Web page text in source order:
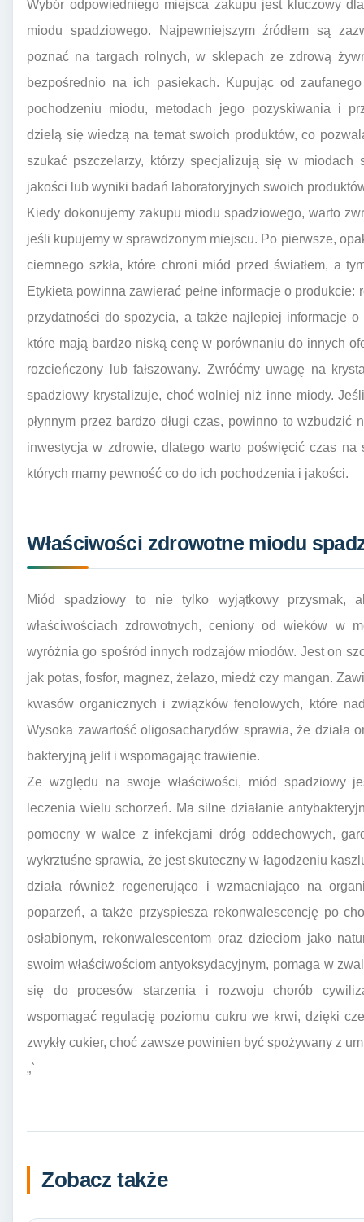
Wybór odpowiedniego miejsca zakupu jest kluczowy
miodu spadziowego. Najpewniejszym źródłem są
poznać na targach rolnych, w sklepach ze zdrową
bezpośrednio na ich pasiekach. Kupując od
pochodzeniu miodu, metodach jego pozyskiwania i
dzielą się wiedzą na temat swoich produktów, co
szukać pszczelarzy, którzy specjalizują się w miodach
jakości lub wyniki badań laboratoryjnych swoich
Kiedy dokonujemy zakupu miodu spadziowego, warto
jeśli kupujemy w sprawdzonym miejscu. Po pierwsze,
ciemnego szkła, które chroni miód przed światłem, a
Etykieta powinna zawierać pełne informacje o
przydatności do spożycia, a także najlepiej informacje
które mają bardzo niską cenę w porównaniu do innych
rozcieńczony lub fałszowany. Zwróćmy uwagę na
spadziowy krystalizuje, choć wolniej niż inne miody.
płynnym przez bardzo długi czas, powinno to
inwestycja w zdrowie, dlatego warto poświęcić czas
których mamy pewność co do ich pochodzenia i jakości.
Właściwości zdrowotne miodu
Miód spadziowy to nie tylko wyjątkowy przysmak,
właściwościach zdrowotnych, ceniony od wieków w
wyróżnia go spośród innych rodzajów miodów. Jest on
jak potas, fosfor, magnez, żelazo, miedź czy mangan.
kwasów organicznych i związków fenolowych, które
Wysoka zawartość oligosacharydów sprawia, że działa
bakteryjną jelit i wspomagając trawienie.
Ze względu na swoje właściwości, miód spadziowy
leczenia wielu schorzeń. Ma silne działanie
pomocny w walce z infekcjami dróg oddechowych,
wykrztuśne sprawia, że jest skuteczny w łagodzeniu
działa również regenerująco i wzmacniająco na
poparzeń, a także przyspiesza rekonwalescencję po
osłabionym, rekonwalescentom oraz dzieciom jako
swoim właściwościom antyoksydacyjnym, pomaga w
się do procesów starzenia i rozwoju chorób
wspomagać regulację poziomu cukru we krwi, dzięki
zwykły cukier, choć zawsze powinien być spożywany z
„`
Zobacz także